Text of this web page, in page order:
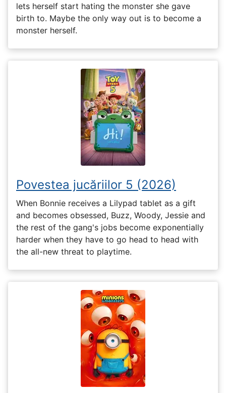
lets herself start hating the monster she gave
birth to. Maybe the only way out is to become a
monster herself.
Povestea jucăriilor 5 (2026)
When Bonnie receives a Lilypad tablet as a gift
and becomes obsessed, Buzz, Woody, Jessie and
the rest of the gang's jobs become exponentially
harder when they have to go head to head with
the all-new threat to playtime.